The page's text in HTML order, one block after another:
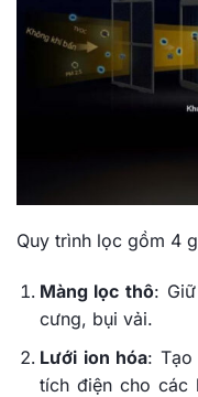
Quy trình lọc gồm 4
Màng lọc thô:
cưng, bụi vải.
Lưới ion hóa:
tích điện cho các